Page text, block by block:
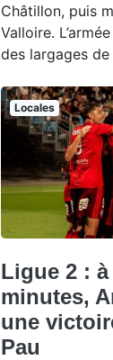
Châtillon, puis
Valloire.
des largages
Locales
Ligue 2 :
minutes,
une
Pau